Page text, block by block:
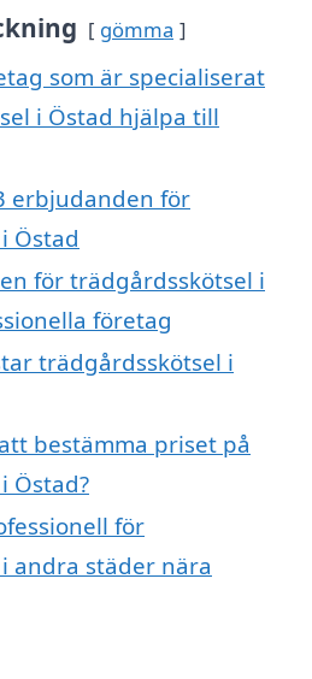
gömma
som är specialiserat
i Östad hjälpa till
erbjudanden för
Östad
för trädgårdsskötsel i
företag
trädgårdsskötsel i
bestämma priset på
Östad?
för
andra städer nära